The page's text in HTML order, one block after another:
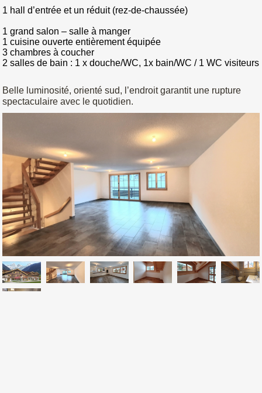
1 hall d’entrée et un réduit (rez-de-chaussée)
1 grand salon – salle à manger
1 cuisine ouverte entièrement équipée
3 chambres à coucher
2 salles de bain : 1 x douche/WC, 1x bain/WC / 1 WC visiteurs
Belle luminosité, orienté sud, l’endroit garantit une rupture
spectaculaire avec le quotidien.